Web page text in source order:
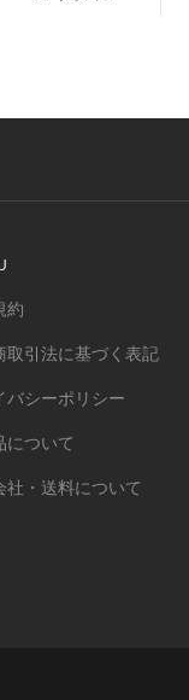
約
取引法に基づく表記
バシーポリシー
について
社・送料について